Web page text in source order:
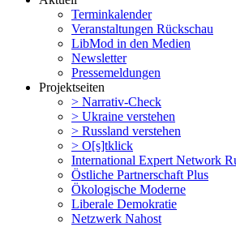
Termin­ka­lender
Veran­stal­tungen Rückschau
LibMod in den Medien
Newsletter
Presse­mel­dungen
Projekt­seiten
> Narrativ-Check
> Ukraine verstehen
> Russland verstehen
> O[s]tklick
Inter­na­tional Expert Network
Östliche Partner­schaft Plus
Ökolo­gische Moderne
Liberale Demokratie
Netzwerk Nahost